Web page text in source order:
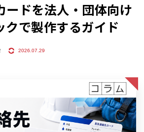
ードを法人・団体向け
クで製作するガイド
2026.07.29